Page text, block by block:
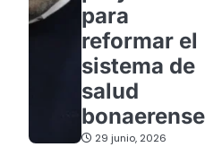
para
reformar el
sistema de
salud
bonaerense
29 junio, 2026